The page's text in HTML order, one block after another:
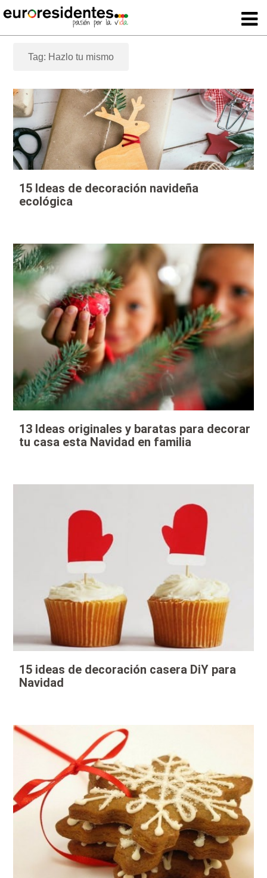
Tag: Hazlo tu mismo
15 Ideas de decoración navideña
ecológica
13 Ideas originales y baratas para decorar
tu casa esta Navidad en familia
15 ideas de decoración casera DiY para
Navidad